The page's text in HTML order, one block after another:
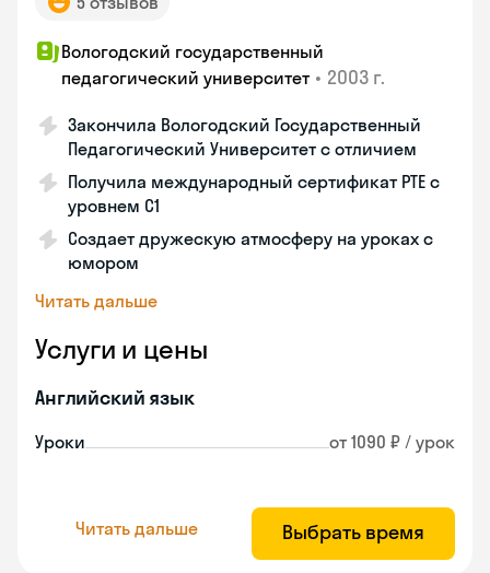
Вологодский государственный
педагогический университет • 2003 г.
Закончила Вологодский Государственный
Педагогический Университет с отличием
Получила международный сертификат PTE с
уровнем C1
Создает дружескую атмосферу на уроках с
юмором
Читать дальше
Услуги и цены
Английский язык
Уроки от 1090 ₽ / урок
Читать дальше Выбрать время